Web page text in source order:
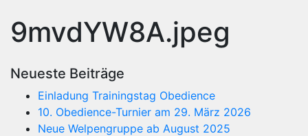
9mvdYW8A.jpeg
Neueste Beiträge
Einladung Trainingstag Obedience
10. Obedience-Turnier am 29. März 2026
Neue Welpengruppe ab August 2025